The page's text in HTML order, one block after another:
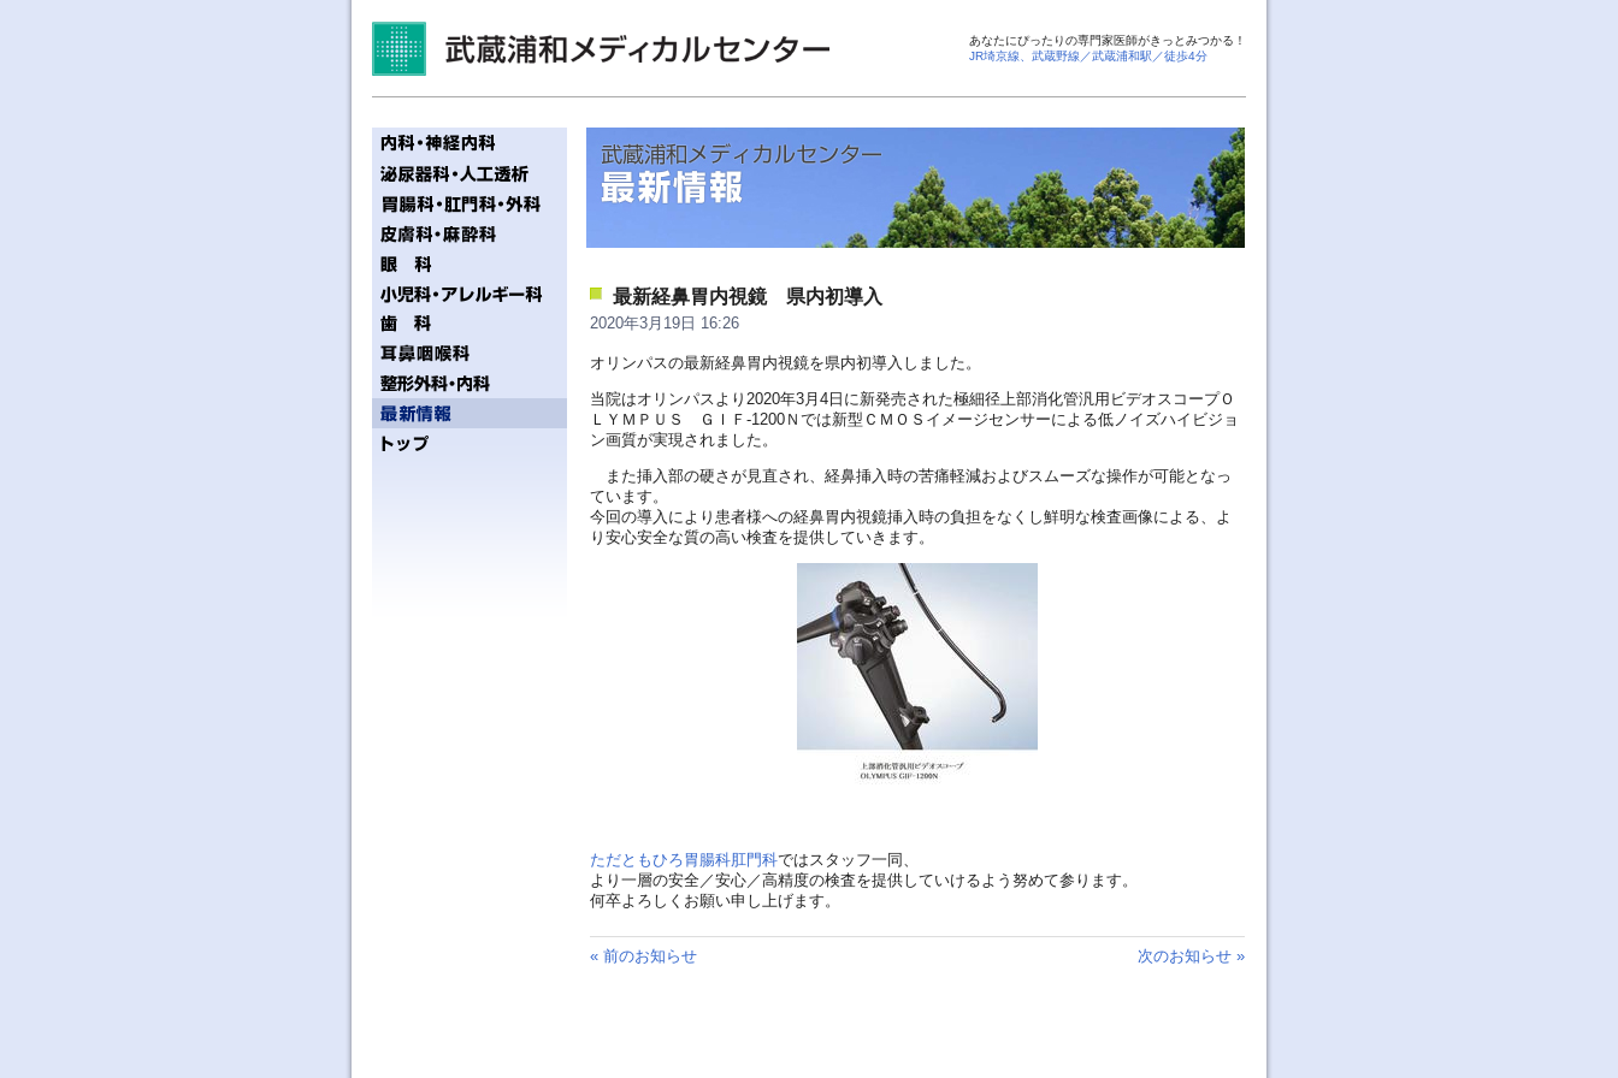
あなたにぴったりの専門家医師がきっとみつかる！
JR埼京線、武蔵野線／武蔵浦和駅／徒歩4分
最新経鼻胃内視鏡 県内初導入
2020年3月19日 16:26
オリンパスの最新経鼻胃内視鏡を県内初導入しました。
当院はオリンパスより2020年3月4日に新発売された極細径上部消化管汎用ビデオスコープＯ
ＬＹＭＰＵＳ ＧＩＦ-1200Ｎでは新型ＣＭＯＳイメージセンサーによる低ノイズハイビジョ
ン画質が実現されました。
また挿入部の硬さが見直され、経鼻挿入時の苦痛軽減およびスムーズな操作が可能となっ
ています。
今回の導入により患者様への経鼻胃内視鏡挿入時の負担をなくし鮮明な検査画像による、よ
り安心安全な質の高い検査を提供していきます。
ただともひろ胃腸科肛門科ではスタッフ一同、
より一層の安全／安心／高精度の検査を提供していけるよう努めて参ります。
何卒よろしくお願い申し上げます。
« 前のお知らせ 次のお知らせ »